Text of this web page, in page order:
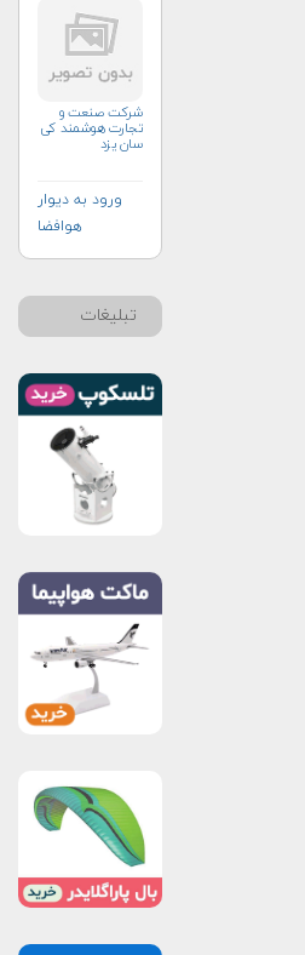
شرکت صنعت و
تجارت هوشمند کی
سان یزد
ورود به دیوار
هوافضا
تبلیغات